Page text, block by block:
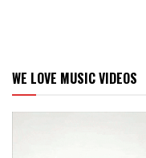
WE LOVE MUSIC VIDEOS